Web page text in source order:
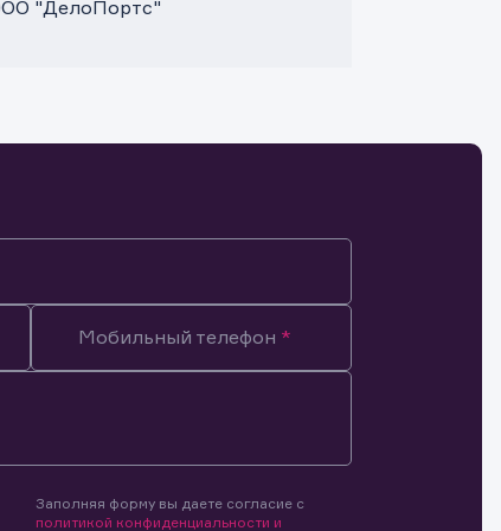
"ДелоПортс"
Мобильный телефон
Заполняя форму вы даете согласие с
политикой конфиденциальности и